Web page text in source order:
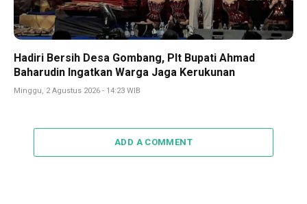
Hadiri Bersih Desa Gombang, Plt Bupati Ahmad
Baharudin Ingatkan Warga Jaga Kerukunan
Minggu, 2 Agustus 2026 - 14:23 WIB
ADD A COMMENT